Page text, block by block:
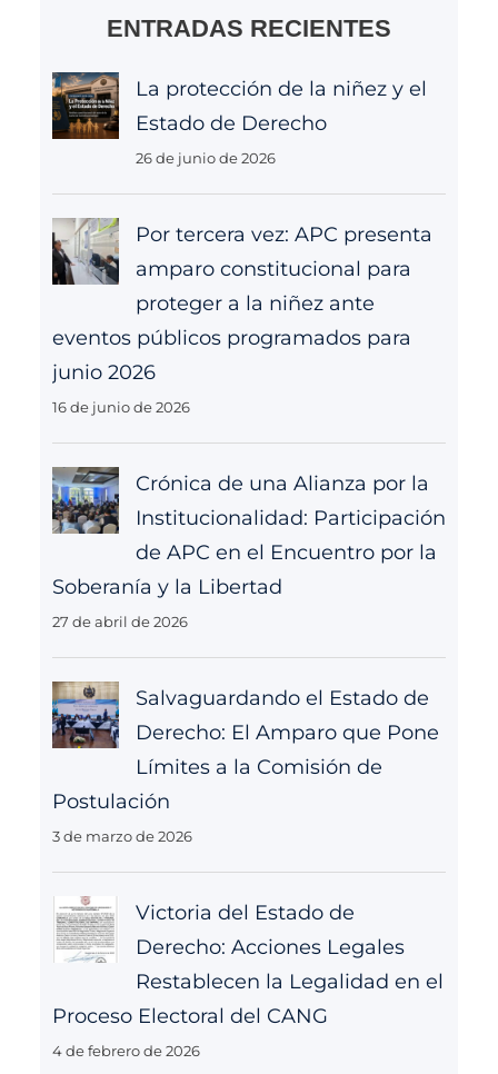
ENTRADAS RECIENTES
La protección de la niñez y el
Estado de Derecho
26 de junio de 2026
Por tercera vez: APC presenta
amparo constitucional para
proteger a la niñez ante
eventos públicos programados para
junio 2026
16 de junio de 2026
Crónica de una Alianza por la
Institucionalidad: Participación
de APC en el Encuentro por la
Soberanía y la Libertad
27 de abril de 2026
Salvaguardando el Estado de
Derecho: El Amparo que Pone
Límites a la Comisión de
Postulación
3 de marzo de 2026
Victoria del Estado de
Derecho: Acciones Legales
Restablecen la Legalidad en el
Proceso Electoral del CANG
4 de febrero de 2026